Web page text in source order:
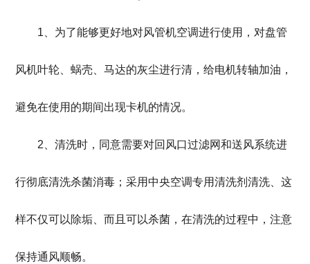
1、为了能够更好地对风管机空调进行使用，对盘管
风机叶轮、蜗壳、马达的灰尘进行清，给电机转轴加油，
避免在使用的期间出现卡机的情况。
2、清洗时，同意需要对回风口过滤网和送风系统进
行彻底清洗杀菌消毒；采用中央空调专用清洗剂清洗、这
样不仅可以除垢、而且可以杀菌，在清洗的过程中，注意
保持通风顺畅。